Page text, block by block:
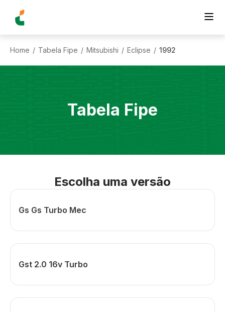
Home / Tabela Fipe / Mitsubishi / Eclipse / 1992
Tabela Fipe
Escolha uma versão
Gs Gs Turbo Mec
Gst 2.0 16v Turbo